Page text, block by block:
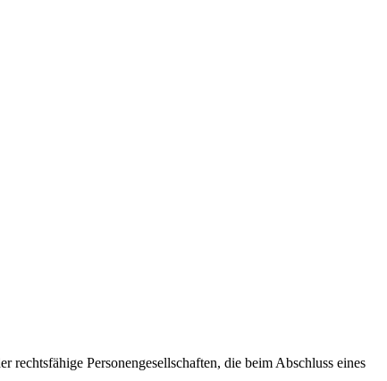
Personengesellschaften, die beim Abschluss eines